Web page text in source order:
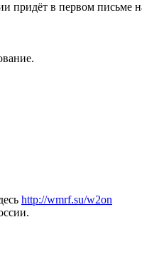
придёт в первом письме
http://wmrf.su/w2on